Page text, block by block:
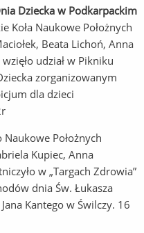
Dziecka w Podkarpackim
Koła Naukowe Położnych
Beata Lichoń, Anna
udział w Pikniku
zorganizowanym
dla dzieci
Naukowe Położnych
Kupiec, Anna
w „Targach Zdrowia”
dnia Św. Łukasza
Kantego w Świlczy. 16